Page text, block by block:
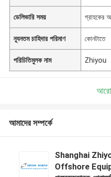
ডেলিভারি সময় গ্রাহকের
ন্যূনতম চাহিদার পরিমাণ কোনটাতে
পরিচিতিমুলক নাম Zhiyou
আরো
আমাদের সম্পর্কে
Shanghai
Offshore